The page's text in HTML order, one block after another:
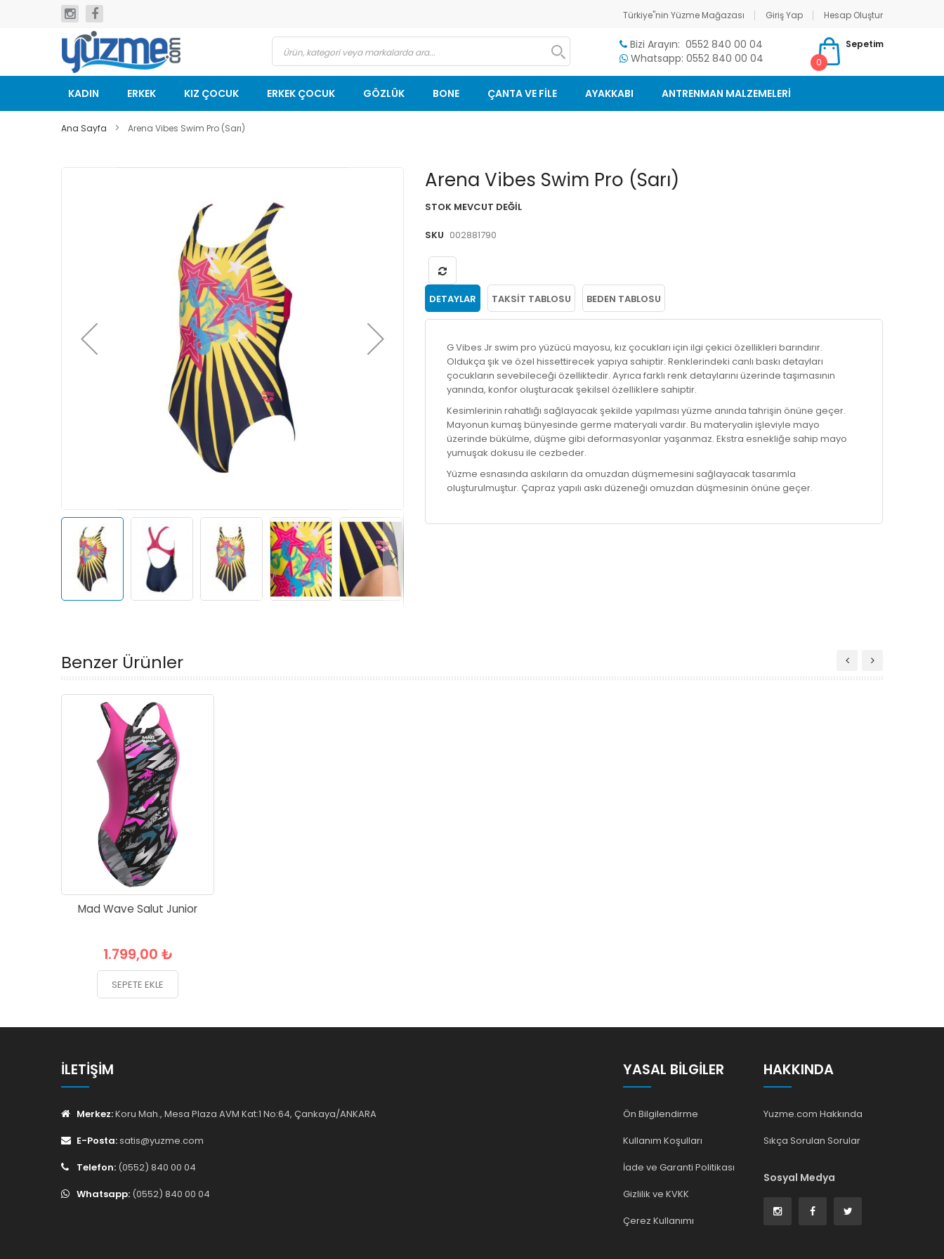
Türkiye"nin Yüzme Mağazası Giriş Yap
Hesap Oluştur
geç
Bizi Arayın: 0552 840 00 04
Whatsapp: 0552 840 00 04
Sepetim
0
KADIN ERKEK KIZ ÇOCUK ERKEK ÇOCUK GÖZLÜK BONE ÇANTA VE FİLE AYAKKABI ANTRENMAN MALZEMELERİ
Ana Sayfa Arena Vibes Swim Pro (Sarı)
Arena Vibes Swim Pro (Sarı)
STOK MEVCUT DEĞIL
SKU 002881790
DETAYLAR TAKSIT TABLOSU BEDEN TABLOSU
G Vibes Jr swim pro yüzücü mayosu, kız çocukları için ilgi çekici özellikleri barındırır.
Oldukça şık ve özel hissettirecek yapıya sahiptir. Renklerindeki canlı baskı detayları
çocukların sevebileceği özelliktedir. Ayrıca farklı renk detaylarını üzerinde taşımasının
yanında, konfor oluşturacak şekilsel özelliklere sahiptir.
Kesimlerinin rahatlığı sağlayacak şekilde yapılması yüzme anında tahrişin önüne geçer.
Mayonun kumaş bünyesinde germe materyali vardır. Bu materyalin işleviyle mayo
üzerinde bükülme, düşme gibi deformasyonlar yaşanmaz. Ekstra esnekliğe sahip mayo
yumuşak dokusu ile cezbeder.
Yüzme esnasında askıların da omuzdan düşmemesini sağlayacak tasarımla
oluşturulmuştur. Çapraz yapılı askı düzeneği omuzdan düşmesinin önüne geçer.
Resim
galerisinin
başlangıcına
Benzer Ürünler
Mad Wave Salut Junior
1.799,00 ₺
SEPETE EKLE
İLETIŞIM
Merkez:Koru Mah., Mesa Plaza AVM Kat:1 No:64, Çankaya/ANKARA
E-Posta:satis@yuzme.com
Telefon: (0552) 840 00 04
Whatsapp: (0552) 840 00 04
YASAL BILGILER
Ön Bilgilendirme
Kullanım Koşulları
İade ve Garanti Politikası
Gizlilik ve KVKK
Çerez Kullanımı
HAKKINDA
Yuzme.com Hakkında
Sıkça Sorulan Sorular
Sosyal Medya